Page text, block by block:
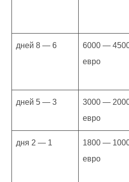
4500 — 6000
евро
6 — 8 дней
2000 — 3000
евро
3 — 5 дней
1000 — 1800
евро
1 — 2 дня